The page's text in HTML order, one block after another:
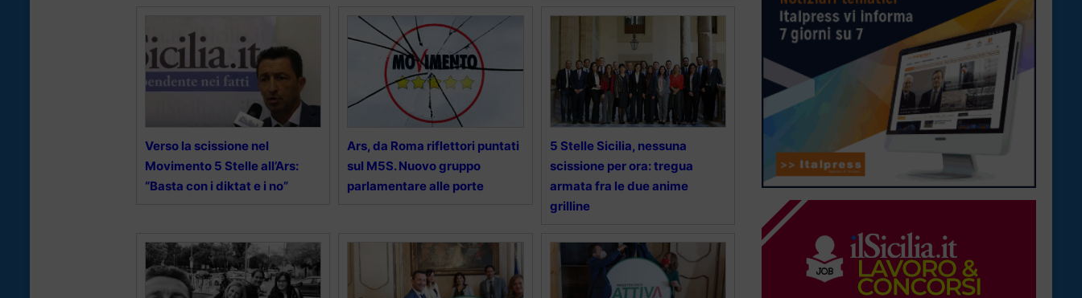
Verso la scissione nel
Movimento 5 Stelle all’Ars:
“Basta con i diktat e i no”
Ars, da Roma riflettori puntati
sul M5S. Nuovo gruppo
parlamentare alle porte
5 Stelle Sicilia, nessuna
scissione per ora: tregua
armata fra le due anime
grilline